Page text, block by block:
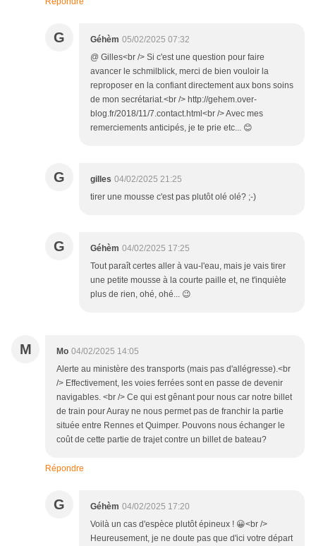
G Géhèm 05/02/2025 07:32
@ Gilles<br /> Si c'est une question pour faire
avancer le schmilblick, merci de bien vouloir la
reproposer en la confiant directement aux bons soins
de mon secrétariat.<br /> http://gehem.over-
blog.fr/2018/11/7.contact.html<br /> Avec mes
remerciements anticipés, je te prie etc... 😊
G gilles 04/02/2025 21:25
tirer une mousse c'est pas plutôt olé olé? ;-)
G Géhèm 04/02/2025 17:25
Tout paraît certes aller à vau-l'eau, mais je vais tirer
une petite mousse à la courte paille et, ne t'inquiète
plus de rien, ohé, ohé... 😉
M Mo 04/02/2025 14:05
Alerte au ministère des transports (mais pas d'allégresse).<br
/> Effectivement, les voies ferrées sont en passe de devenir
navigables. <br /> Ce qui est gênant pour nous car notre billet
de train pour Auray ne nous permet pas de franchir la partie
située entre Rennes et Quimper. Pouvons nous échanger le
coût de cette partie de trajet contre un billet de bateau?
Répondre
G Géhèm 04/02/2025 17:20
Voilà un cas d'espèce plutôt épineux ! 😀<br />
Heureusement, je ne doute pas que d'ici votre départ